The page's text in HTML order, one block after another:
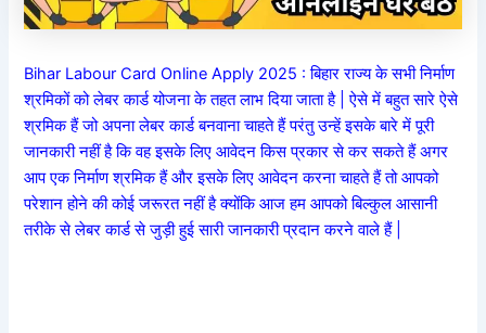
Bihar Labour Card Online Apply 2025 : बिहार राज्य के सभी निर्माण
श्रमिकों को लेबर कार्ड योजना के तहत लाभ दिया जाता है | ऐसे में बहुत सारे ऐसे
श्रमिक हैं जो अपना लेबर कार्ड बनवाना चाहते हैं परंतु उन्हें इसके बारे में पूरी
जानकारी नहीं है कि वह इसके लिए आवेदन किस प्रकार से कर सकते हैं अगर
आप एक निर्माण श्रमिक हैं और इसके लिए आवेदन करना चाहते हैं तो आपको
परेशान होने की कोई जरूरत नहीं है क्योंकि आज हम आपको बिल्कुल आसानी
तरीके से लेबर कार्ड से जुड़ी हुई सारी जानकारी प्रदान करने वाले हैं |